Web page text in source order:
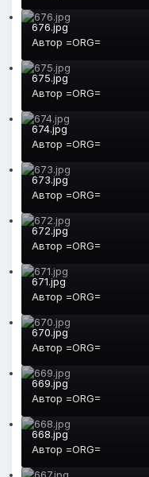
676.jpg
Автор =ORG=
675.jpg
Автор =ORG=
674.jpg
Автор =ORG=
673.jpg
Автор =ORG=
672.jpg
Автор =ORG=
671.jpg
Автор =ORG=
670.jpg
Автор =ORG=
669.jpg
Автор =ORG=
668.jpg
Автор =ORG=